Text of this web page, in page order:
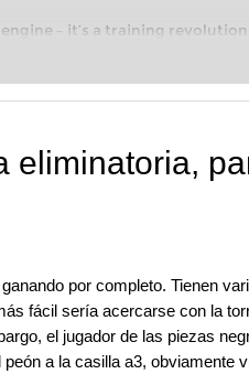
– it’s a training
with a more personalised
eliminatoria,
por completo. Tienen
fácil sería acercarse con la
el jugador de las piezas
a la casilla a3, obviamente